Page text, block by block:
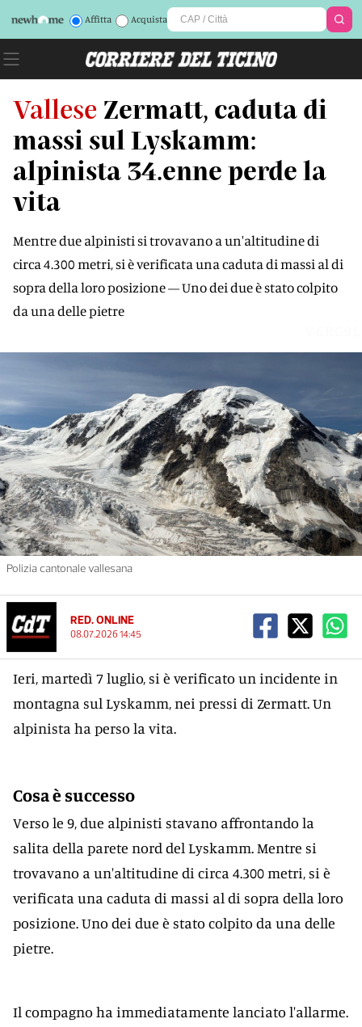
Affitta Acquista
Vallese Zermatt, caduta di
massi sul Lyskamm:
alpinista 34.enne perde la
vita
Mentre due alpinisti si trovavano a un'altitudine di
circa 4.300 metri, si è verificata una caduta di massi al di
sopra della loro posizione — Uno dei due è stato colpito
da una delle pietre
Polizia cantonale vallesana
RED. ONLINE
08.07.2026 14:45
Ieri, martedì 7 luglio, si è verificato un incidente in
montagna sul Lyskamm, nei pressi di Zermatt. Un
alpinista ha perso la vita.
Cosa è successo
Verso le 9, due alpinisti stavano affrontando la
salita della parete nord del Lyskamm. Mentre si
trovavano a un'altitudine di circa 4.300 metri, si è
verificata una caduta di massi al di sopra della loro
posizione. Uno dei due è stato colpito da una delle
pietre.
Il compagno ha immediatamente lanciato l'allarme.